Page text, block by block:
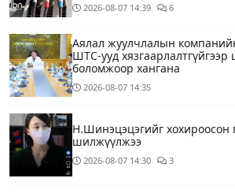
2026-08-07 14:39 6
Аялал жуулчлалын
ШТС-ууд хязгаарлалтгүйгээр
боломжоор хангана
2026-08-07 14:35
Н.Шинэцэцэгийг хохироосон
шилжүүлжээ
2026-08-07 14:30 3